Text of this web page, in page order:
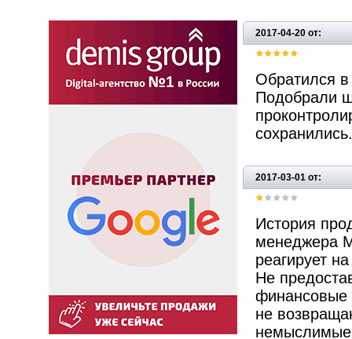
2017-04-20 от:
Обратился
Подобрали
2017-03-01 от:
История
менеджера
реагирует
Не
финансовые
не
немыслимые